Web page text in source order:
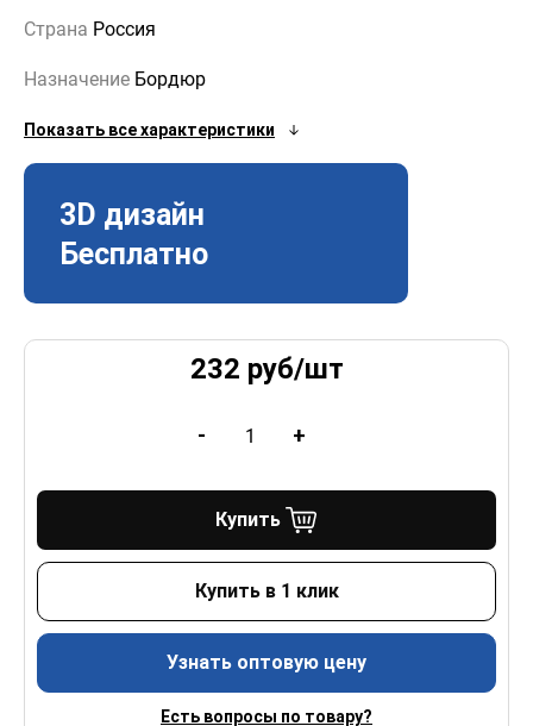
Страна Россия
Назначение Бордюр
Показать все характеристики
3D дизайн
Бесплатно
232 руб/шт
- +
Купить
Купить в 1 клик
Узнать оптовую цену
Есть вопросы по товару?